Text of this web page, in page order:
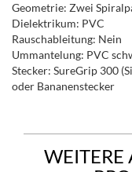
Geometrie: Zwei
Dielektrikum: PVC
Rauschableitung: Nein
Ummantelung: PVC
Stecker: SureGrip 300
oder Bananenstecker
WEITERE